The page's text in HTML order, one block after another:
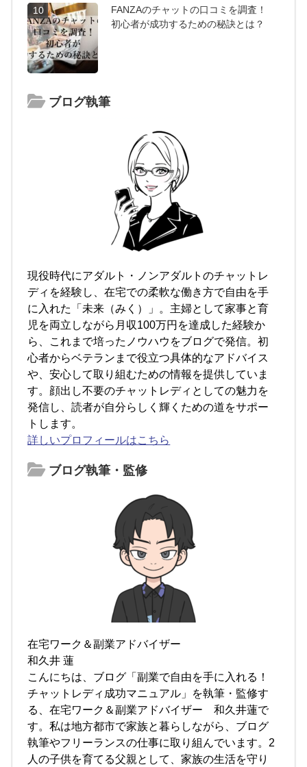
10
FANZAのチャットの口コミを調査！
初心者が成功するための秘訣とは？
ブログ執筆
現役時代にアダルト・ノンアダルトのチャットレ
ディを経験し、在宅での柔軟な働き方で自由を手
に入れた「未来（みく）」。主婦として家事と育
児を両立しながら月収100万円を達成した経験か
ら、これまで培ったノウハウをブログで発信。初
心者からベテランまで役立つ具体的なアドバイス
や、安心して取り組むための情報を提供していま
す。顔出し不要のチャットレディとしての魅力を
発信し、読者が自分らしく輝くための道をサポー
トします。
詳しいプロフィールはこちら
ブログ執筆・監修
在宅ワーク＆副業アドバイザー
和久井 蓮
こんにちは、ブログ「副業で自由を手に入れる！
チャットレディ成功マニュアル」を執筆・監修す
る、在宅ワーク＆副業アドバイザー 和久井蓮で
す。私は地方都市で家族と暮らしながら、ブログ
執筆やフリーランスの仕事に取り組んでいます。2
人の子供を育てる父親として、家族の生活を守り